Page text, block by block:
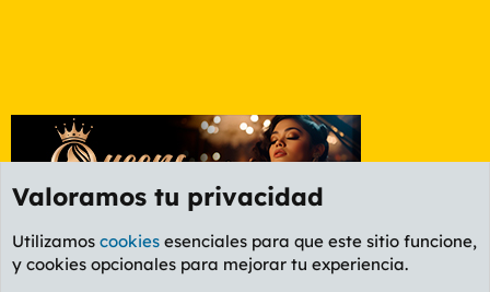
Etiquetas
Valoramos tu privacidad
Utilizamos cookies esenciales para que este sitio funcione,
y cookies opcionales para mejorar tu experiencia.